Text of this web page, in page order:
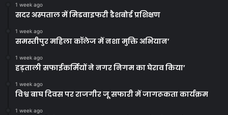
1 week ago
सदर अस्पताल में मिडवाइफरी डैशबोर्ड प्रशिक्षण
1 week ago
समस्तीपुर महिला कॉलेज में नशा मुक्ति अभियान’
1 week ago
हड़ताली सफाईकर्मियों ने नगर निगम का घेराव किया’
1 week ago
विश्व बाघ दिवस पर राजगीर जू सफारी में जागरूकता कार्यक्रम
1 week ago